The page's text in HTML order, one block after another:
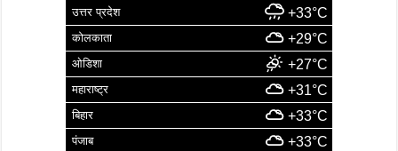
उत्तर प्रदेश +33°C
कोलकाता +29°C
ओडिशा +27°C
महाराष्ट्र +31°C
बिहार +33°C
पंजाब +33°C